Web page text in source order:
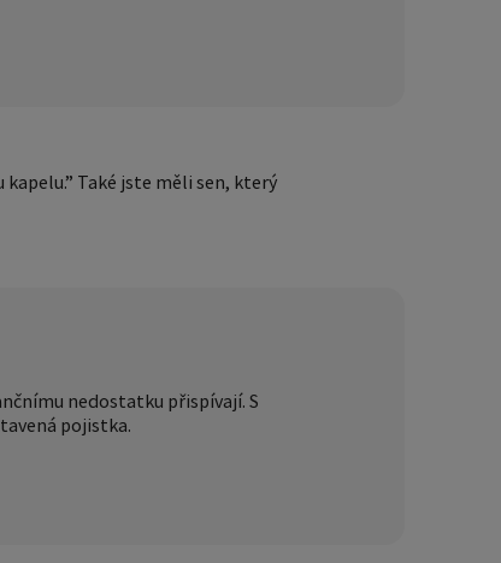
Také jste měli sen, který
nedostatku přispívají. S
pojistka.